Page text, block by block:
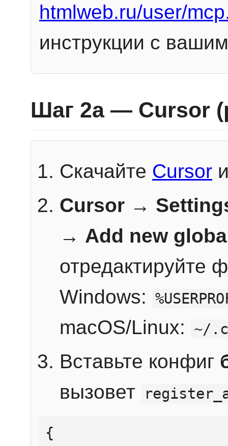
htmlweb.ru/user/
инструкции с
Шаг 2a — Cursor
Скачайте Cursor
Cursor →
→ Add new
отредактируйте
Windows:
macOS/Linux: ~/
Вставьте конфиг
вызовет
{